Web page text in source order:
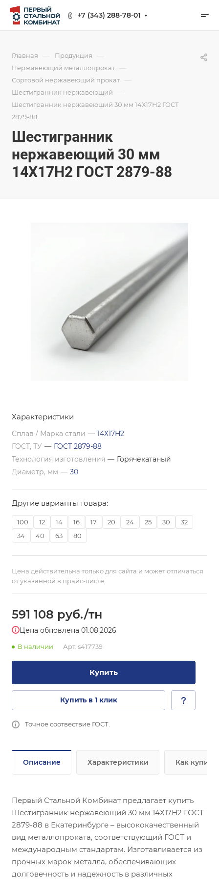
+7 (343) 288-78-01
Главная — Продукция —
Нержавеющий металлопрокат —
Сортовой нержавеющий прокат —
Шестигранник нержавеющий —
Шестигранник нержавеющий 30 мм 14Х17Н2 ГОСТ
2879-88
Шестигранник
нержавеющий 30 мм
14Х17Н2 ГОСТ 2879-88
Характеристики
Сплав / Марка стали — 14Х17Н2
ГОСТ, ТУ — ГОСТ 2879-88
Технология изготовления — Горячекатаный
Диаметр, мм — 30
Другие варианты товара:
100 12 14 16 17 20 24 25 30
32
34
40 63 80
Цена действительна только для сайта и может отличаться
от указанной в прайс-листе
591 108 руб./тн
Цена обновлена 01.08.2026
В наличии Арт. s417739
Купить
Купить в 1 клик
Точное соотвествие ГОСТ.
Описание Характеристики Как купить
Первый Стальной Комбинат предлагает купить
Шестигранник нержавеющий 30 мм 14Х17Н2 ГОСТ
2879-88 в Екатеринбурге – высококачественный
вид металлопроката, соответствующий ГОСТ и
международным стандартам. Изготавливается из
прочных марок металла, обеспечивающих
долговечность и надежность в различных